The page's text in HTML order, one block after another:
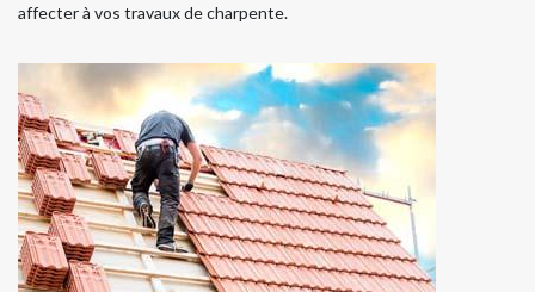
affecter à vos travaux de charpente.